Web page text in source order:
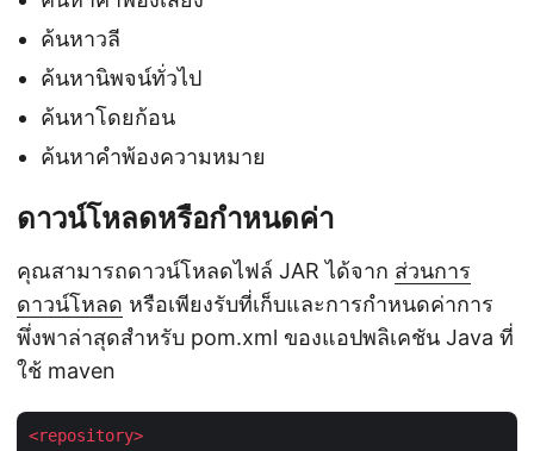
ค้นหาวลี
ค้นหานิพจน์ทั่วไป
ค้นหาโดยก้อน
ค้นหาคำพ้องความหมาย
ดาวน์โหลดหรือกำหนดค่า
คุณสามารถดาวน์โหลดไฟล์ JAR ได้จาก ส่วนการ
ดาวน์โหลด หรือเพียงรับที่เก็บและการกำหนดค่าการ
พึ่งพาล่าสุดสำหรับ pom.xml ของแอปพลิเคชัน Java ที่
ใช้ maven
<repository>